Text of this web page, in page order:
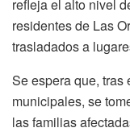
refleja el alto nivel
residentes de Las
trasladados a
Se espera que,
municipales, se
las familias